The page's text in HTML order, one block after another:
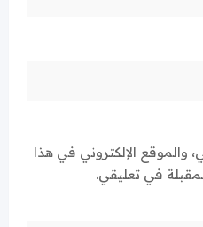
والموقع الإلكتروني في هذا
في تعليقي.